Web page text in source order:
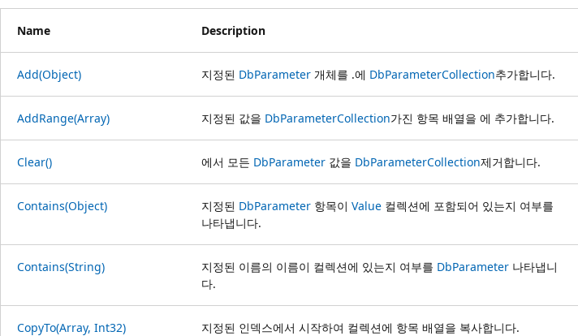
Name Description
Add(Object) 지정된 DbParameter 개체를 .에 DbParameterCollection추가합니다.
AddRange(Array) 지정된 값을 DbParameterCollection가진 항목 배열을 에 추가합니다.
Clear() 에서 모든 DbParameter 값을 DbParameterCollection제거합니다.
Contains(Object) 지정된 DbParameter 항목이 Value 컬렉션에 포함되어 있는지 여부를
나타냅니다.
Contains(String) 지정된 이름의 이름이 컬렉션에 있는지 여부를 DbParameter 나타냅니
다.
CopyTo(Array, Int32) 지정된 인덱스에서 시작하여 컬렉션에 항목 배열을 복사합니다.